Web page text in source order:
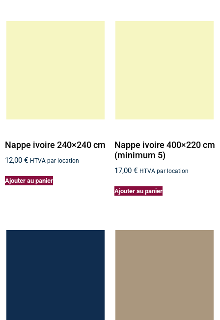
Nappe ivoire 240×240 cm
12,00 € HTVA par location
Ajouter au panier
Nappe ivoire 400×220 cm
(minimum 5)
17,00 € HTVA par location
Ajouter au panier